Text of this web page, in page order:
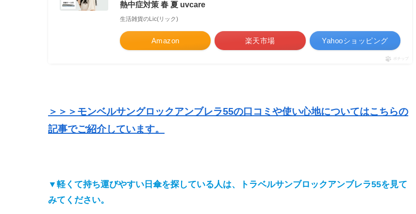
熱中症対策 春 夏 uvcare
生活雑貨のLic(リック)
Amazon 楽天市場 Yahooショッピング
ポチップ
＞＞＞モンベルサングロックアンブレラ55の口コミや使い心地についてはこちらの
記事でご紹介しています。
▼軽くて持ち運びやすい日傘を探している人は、トラベルサンブロックアンブレラ55を見て
みてください。